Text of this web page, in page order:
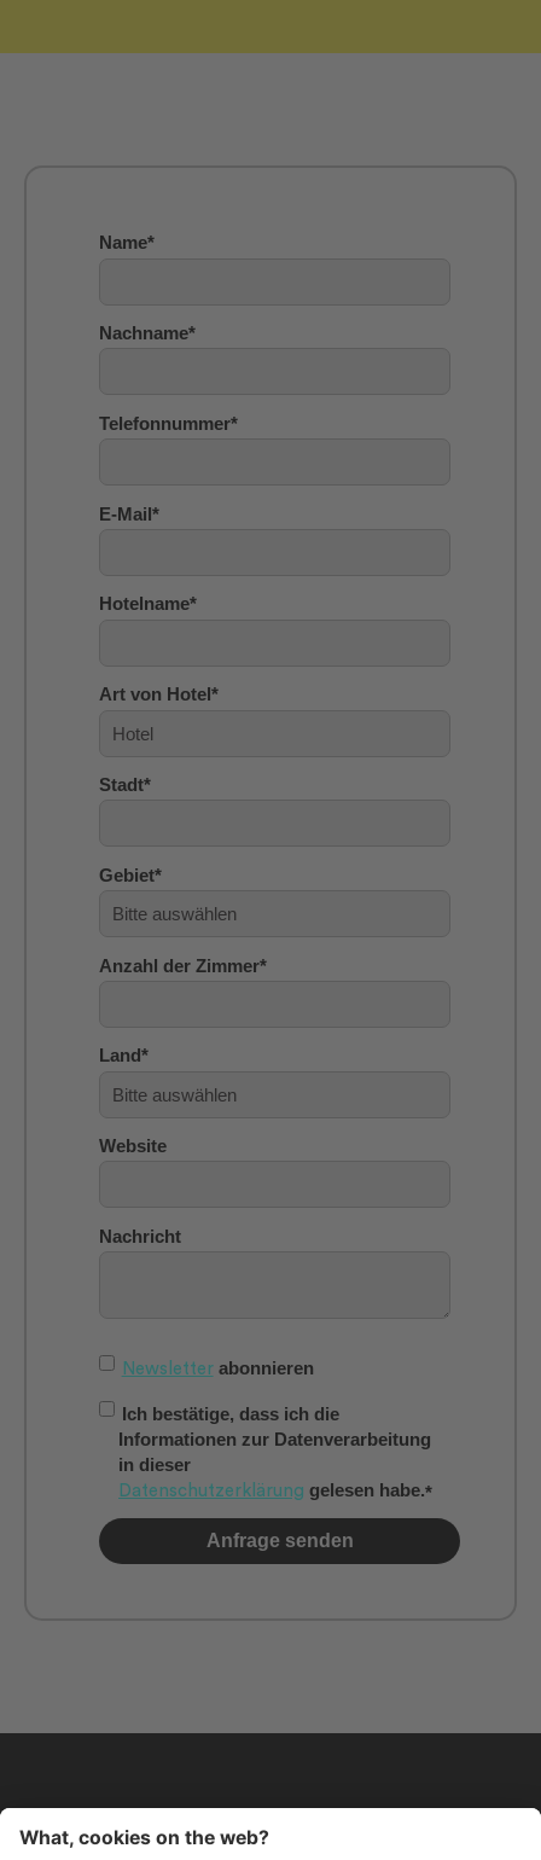
Name*
Nachname*
Telefonnummer*
E-Mail*
Hotelname*
Art von Hotel*
Stadt*
Gebiet*
Anzahl der Zimmer*
Land*
Website
Nachricht
Newsletterabonnieren
Ich bestätige, dass ich die
Informationen zur Datenverarbeitung
in dieser
Datenschutzerklärung gelesen habe.*